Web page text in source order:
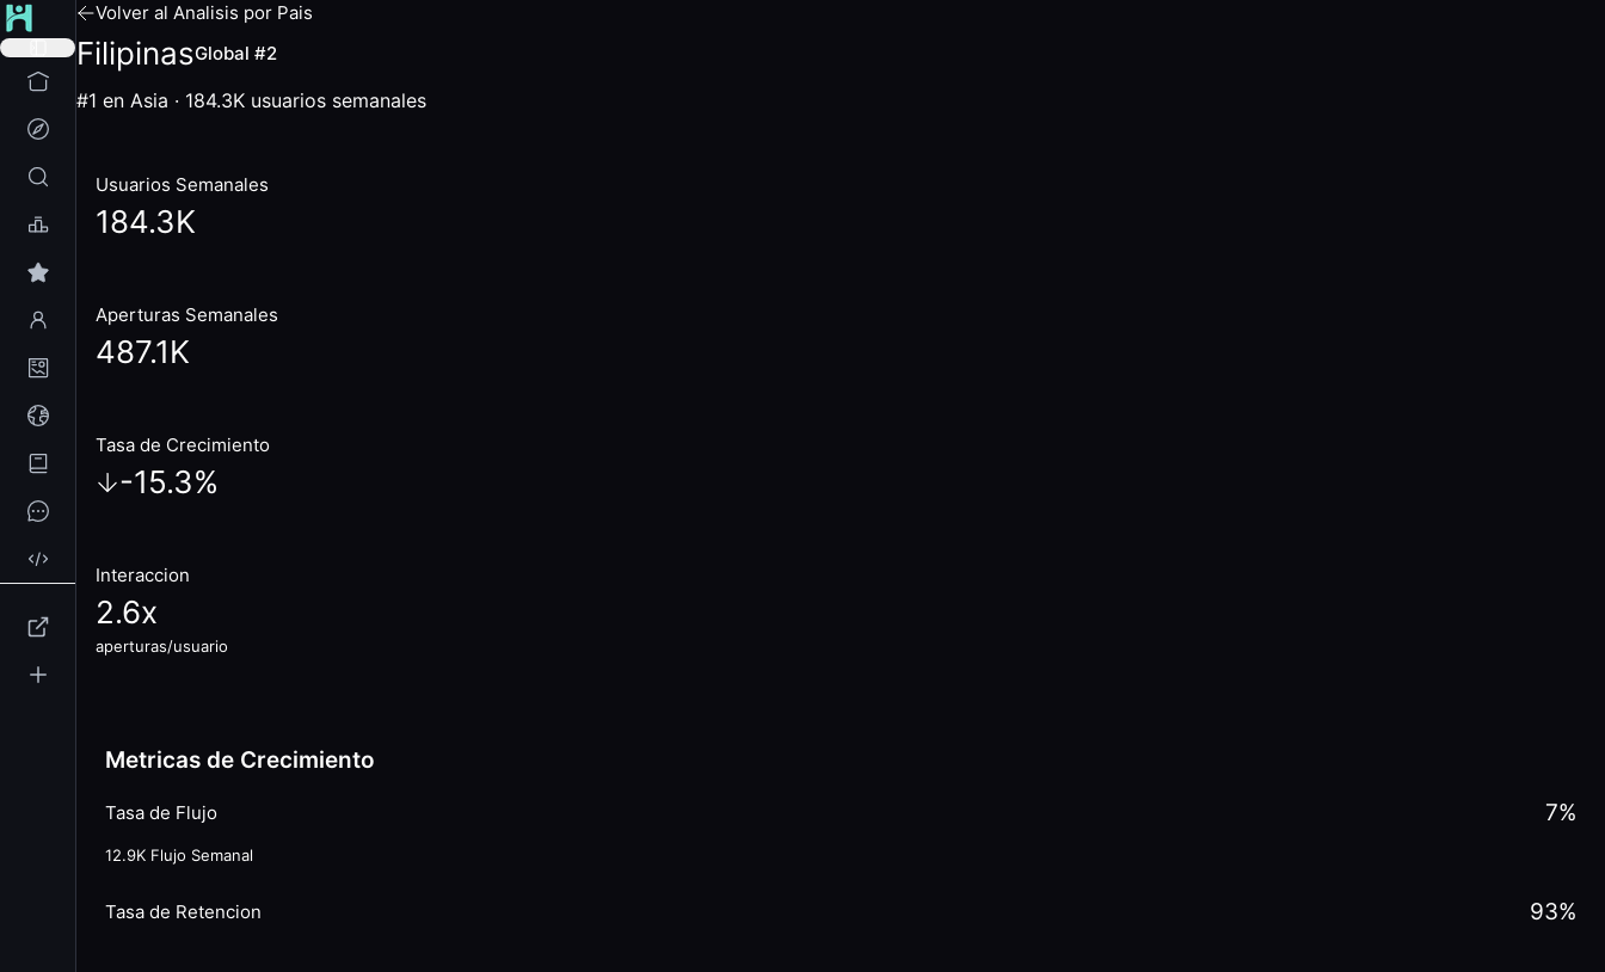
Volver al Analisis por Pais
FilipinasGlobal #2
#1 en Asia · 184.3K usuarios semanales
Usuarios Semanales
184.3K
Aperturas Semanales
487.1K
Tasa de Crecimiento
-15.3%
Interaccion
2.6x
aperturas/usuario
Metricas de Crecimiento
Tasa de Flujo 7%
12.9K Flujo Semanal
Tasa de Retencion 93%